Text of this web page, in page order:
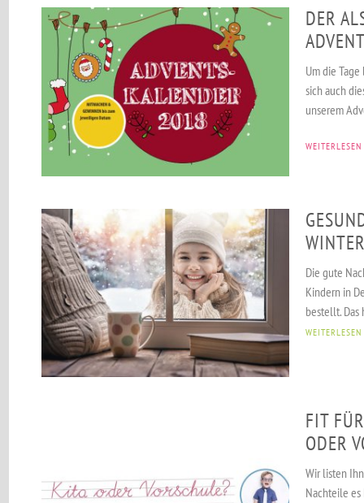
DER
Um die
sich auch
unserem
WEITERLESEN
Die gute
Kindern in
bestellt. Das
WEITERLESEN
FIT
ODER
Wir listen
Nachteile